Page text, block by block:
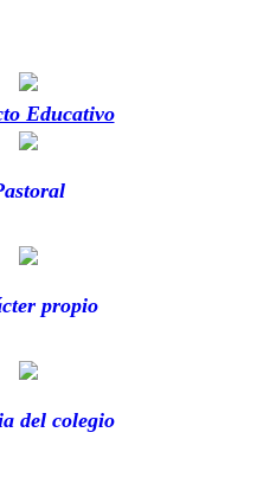
Educativo
propio
del colegio